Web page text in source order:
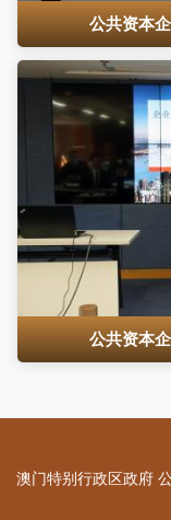
公共资本
公共资本
澳门特别行政区政府